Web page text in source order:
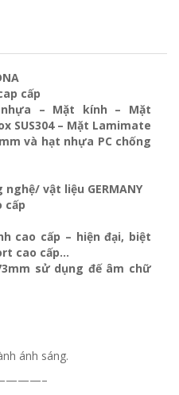
cấp
– Mặt kính – Mặt
SUS304 – Mặt Lamimate
và hạt nhựa PC chống
vật liệu GERMANY
cấp
cao cấp – hiện đại, biệt
cao cấp…
sử dụng đế âm chữ
ánh sáng.